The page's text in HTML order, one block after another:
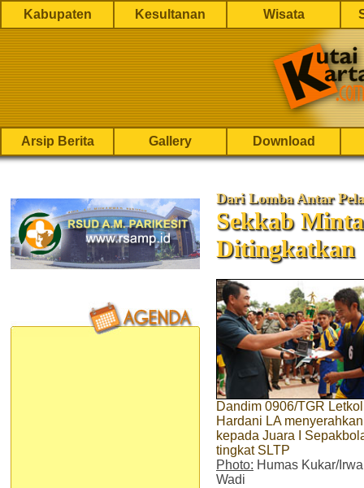
Kabupaten Kesultanan Wisata
Arsip Berita Gallery Download
Dari Lomba Antar
Sekkab
Ditingkatkan
Dandim 0906/TGR
Hardani LA
kepada Juara I
tingkat SLTP
Photo: Humas Kukar/
Wadi